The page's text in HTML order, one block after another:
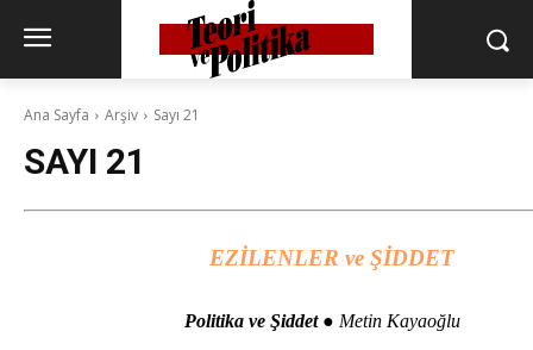
Ana Sayfa Arşiv Sayı 21
SAYI 21
EZİLENLER ve ŞİDDET
Politika ve Şiddet● Metin Kayaoğlu